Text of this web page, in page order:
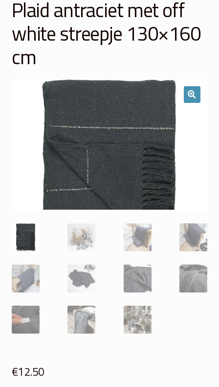
Winkelmand
Over Ons
Veelgestelde vragen
Contact
Plaid antraciet met off
white streepje 130×160
cm
€12.50